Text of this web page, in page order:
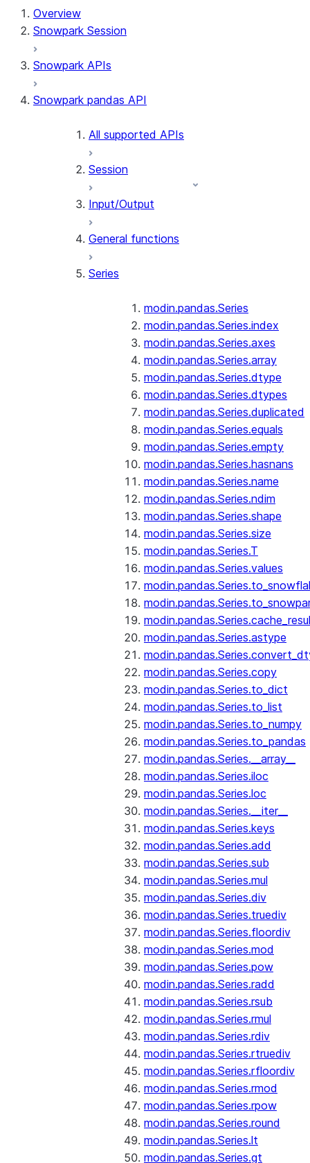
Overview
Snowpark Session
Snowpark APIs
Snowpark pandas API
All supported APIs
Session
Input/Output
General functions
Series
modin.pandas.Series
modin.pandas.Series.index
modin.pandas.Series.axes
modin.pandas.Series.array
modin.pandas.Series.dtype
modin.pandas.Series.dtypes
modin.pandas.Series.duplicated
modin.pandas.Series.equals
modin.pandas.Series.empty
modin.pandas.Series.hasnans
modin.pandas.Series.name
modin.pandas.Series.ndim
modin.pandas.Series.shape
modin.pandas.Series.size
modin.pandas.Series.T
modin.pandas.Series.values
modin.pandas.Series.astype
modin.pandas.Series.copy
modin.pandas.Series.to_dict
modin.pandas.Series.to_list
modin.pandas.Series.to_numpy
modin.pandas.Series.to_pandas
modin.pandas.Series.__array__
modin.pandas.Series.iloc
modin.pandas.Series.loc
modin.pandas.Series.__iter__
modin.pandas.Series.keys
modin.pandas.Series.add
modin.pandas.Series.sub
modin.pandas.Series.mul
modin.pandas.Series.div
modin.pandas.Series.truediv
modin.pandas.Series.floordiv
modin.pandas.Series.mod
modin.pandas.Series.pow
modin.pandas.Series.radd
modin.pandas.Series.rsub
modin.pandas.Series.rmul
modin.pandas.Series.rdiv
modin.pandas.Series.rtruediv
modin.pandas.Series.rfloordiv
modin.pandas.Series.rmod
modin.pandas.Series.rpow
modin.pandas.Series.round
modin.pandas.Series.lt
modin.pandas.Series.gt